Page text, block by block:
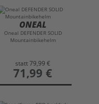
ONEAL
Oneal DEFENDER SOLID
Mountainbikehelm
statt79,99 €
preis
71,99 €